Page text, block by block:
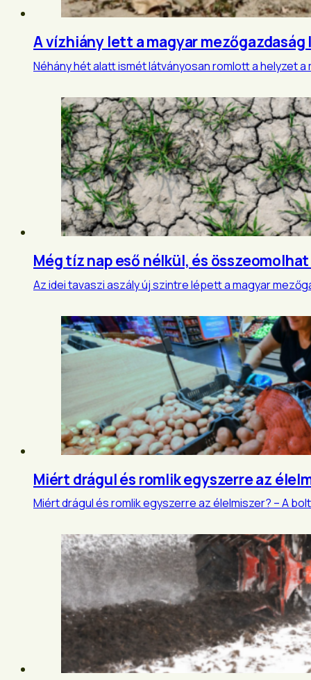
A vízhiány lett a magyar
Néhány hét alatt ismét látványosan romlott a helyzet
Még tíz nap eső nélkül, és
Az idei tavaszi aszály új szintre lépett a magyar
Miért drágul és romlik egyszerre az
Miért drágul és romlik egyszerre az élelmiszer? – A